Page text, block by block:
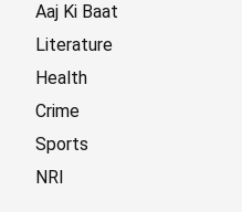
Aaj Ki Baat
Literature
Health
Crime
Sports
NRI